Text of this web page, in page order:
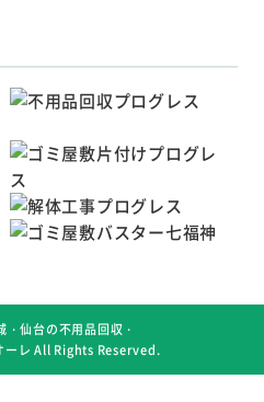
・仙台の不用品回収・
ーレ All Rights Reserved.